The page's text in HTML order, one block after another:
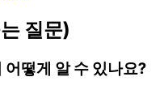
질문)
떻게 알 수 있나요?